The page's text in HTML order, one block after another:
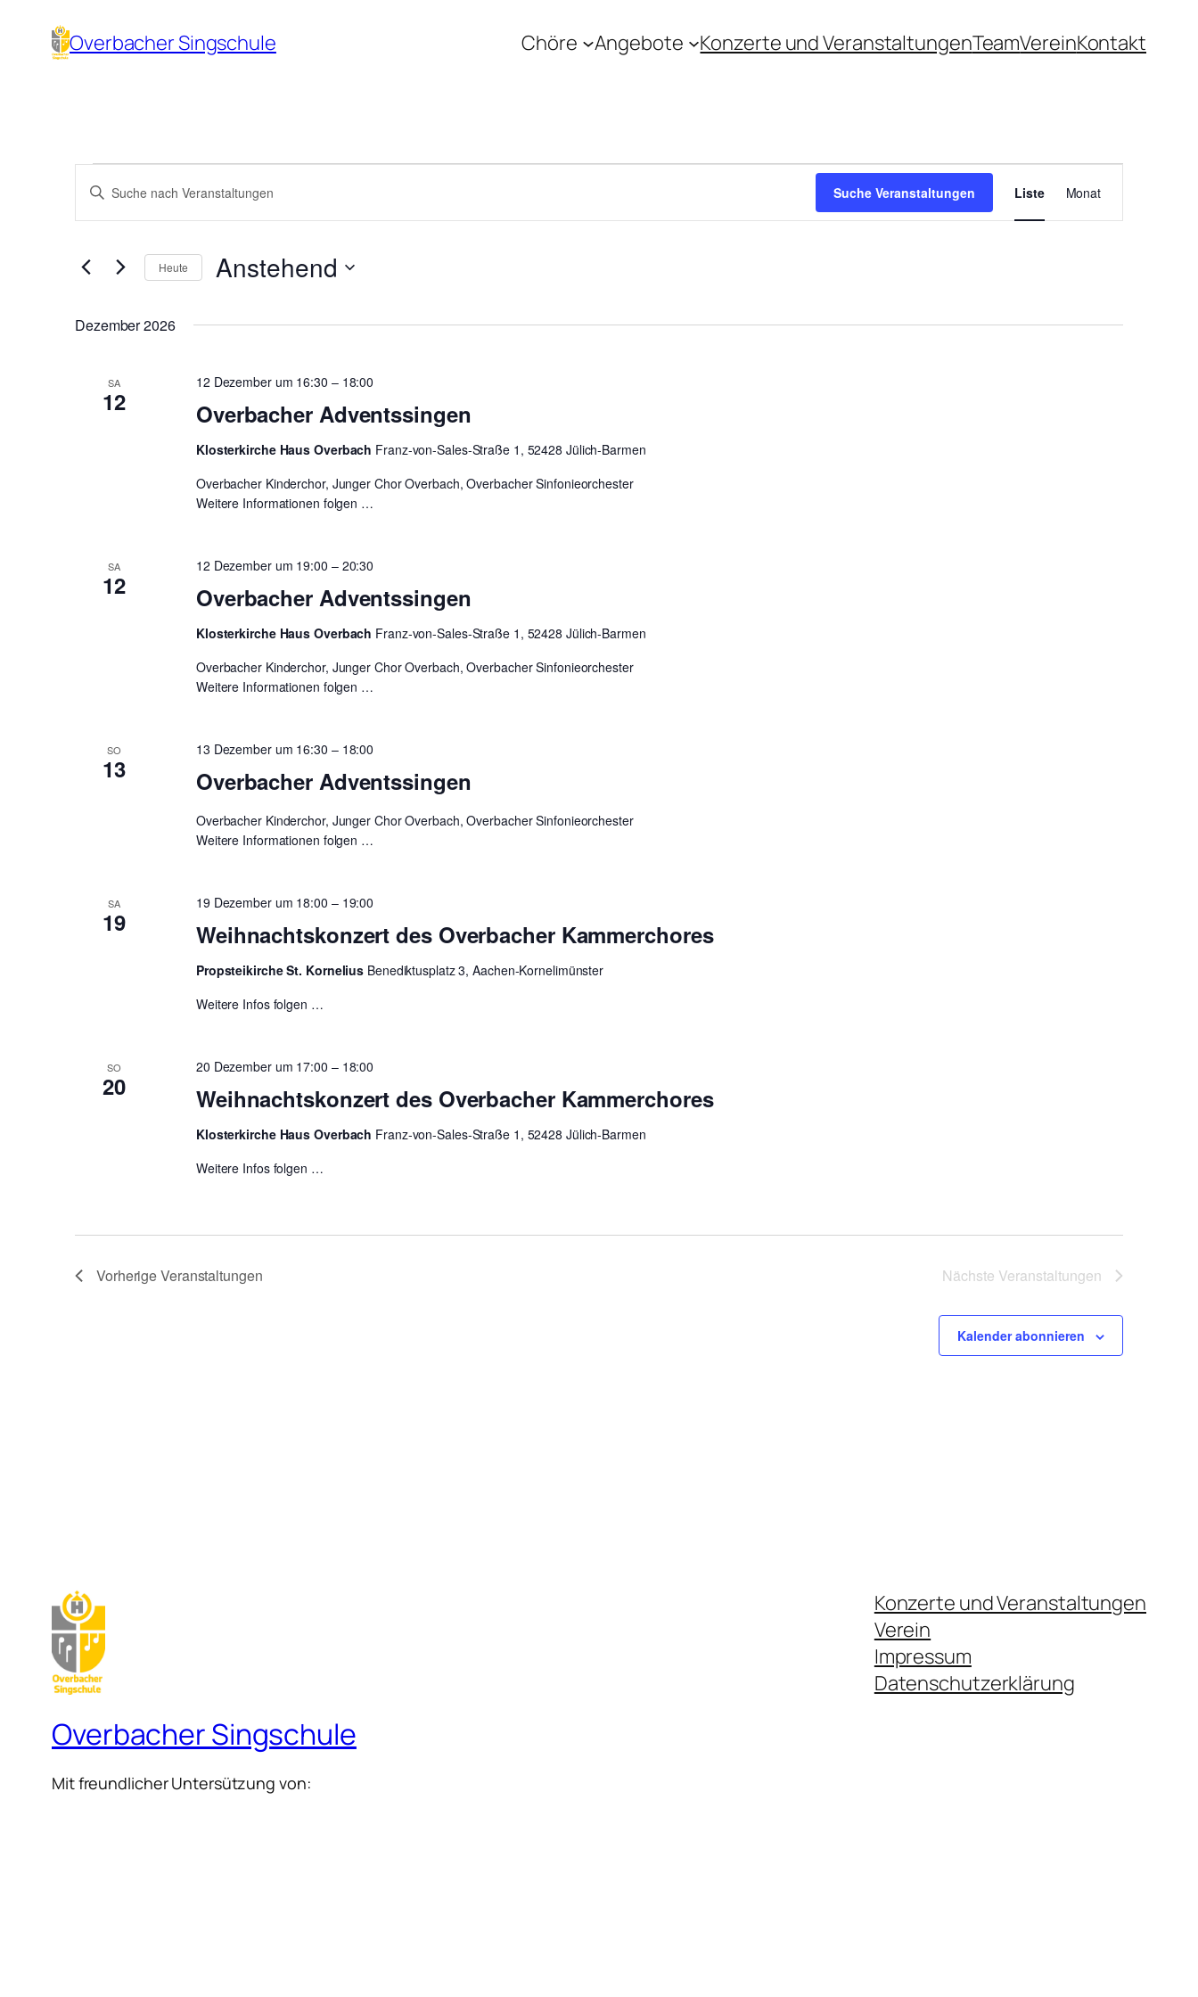
Overbacher Singschule Chöre Angebote Konzerte und VeranstaltungenTeamVereinKontakt
Veranstaltungen
Veranstaltungen
Suche
Ansichten,
Bitte
Schlüsselwort
Suche
Veranstaltungen
Suche Veranstaltungen
Ansichten-
Navigation
Liste Monat
Heute Anstehend
wählen.
Dezember 2026
SA
12 Overbacher Adventssingen
12 Dezember um 16:30 – 18:00
Klosterkirche Haus Overbach Franz-von-Sales-Straße 1, 52428 Jülich-Barmen
Overbacher Kinderchor, Junger Chor Overbach, Overbacher Sinfonieorchester
Weitere Informationen folgen …
SA
12 Overbacher Adventssingen
12 Dezember um 19:00 – 20:30
Klosterkirche Haus Overbach Franz-von-Sales-Straße 1, 52428 Jülich-Barmen
Overbacher Kinderchor, Junger Chor Overbach, Overbacher Sinfonieorchester
Weitere Informationen folgen …
SO
13 Overbacher Adventssingen
13 Dezember um 16:30 – 18:00
Overbacher Kinderchor, Junger Chor Overbach, Overbacher Sinfonieorchester
Weitere Informationen folgen …
SA
19 Weihnachtskonzert des Overbacher Kammerchores
19 Dezember um 18:00 – 19:00
Propsteikirche St. Kornelius Benediktusplatz 3, Aachen-Kornelimünster
Weitere Infos folgen …
SO
20 Weihnachtskonzert des Overbacher Kammerchores
20 Dezember um 17:00 – 18:00
Klosterkirche Haus Overbach Franz-von-Sales-Straße 1, 52428 Jülich-Barmen
Weitere Infos folgen …
VorherigeVeranstaltungen Nächste Veranstaltungen
Kalender abonnieren
Overbacher Singschule
Mit freundlicher Untersützung von:
Konzerte und Veranstaltungen
Verein
Impressum
Datenschutzerklärung